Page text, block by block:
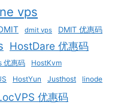
vps
dmit vps DMIT 优惠码
HostDare 优惠码
优惠码 HostKvm
HostYun Justhost linode
优惠码